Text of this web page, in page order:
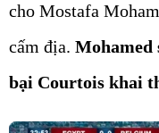
cho Mostafa
cấm địa. Mohamed
bại Courtois khai